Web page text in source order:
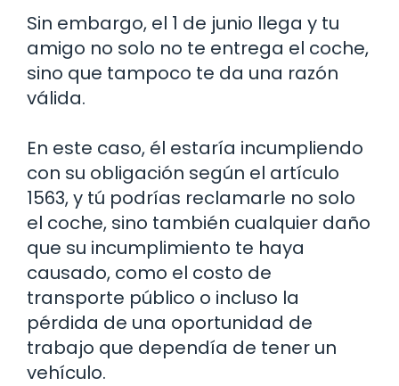
Sin embargo, el 1 de junio llega y tu
amigo no solo no te entrega el coche,
sino que tampoco te da una razón
válida.
En este caso, él estaría incumpliendo
con su obligación según el artículo
1563, y tú podrías reclamarle no solo
el coche, sino también cualquier daño
que su incumplimiento te haya
causado, como el costo de
transporte público o incluso la
pérdida de una oportunidad de
trabajo que dependía de tener un
vehículo.